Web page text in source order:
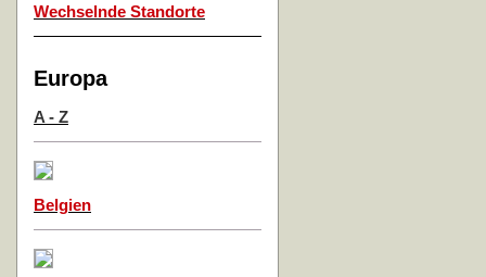
Wechselnde Standorte
Europa
A - Z
Belgien